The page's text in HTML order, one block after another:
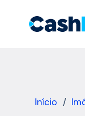
Início /